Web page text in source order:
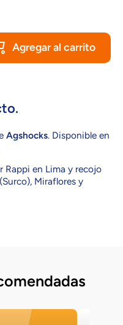
Agregar al carrito
Agshocks. Disponible en
Rappi en Lima y recojo
Miraflores y